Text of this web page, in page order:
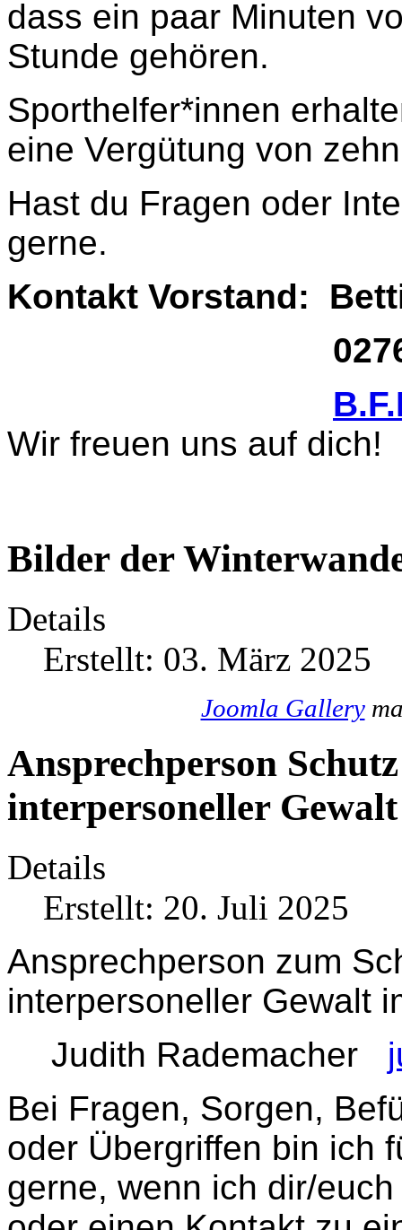
dass ein paar Minuten
Stunde gehören.
Sporthelfer*innen
eine Vergütung von
Hast du Fragen oder
gerne.
Kontakt Vorstand:
02761
Wir freuen uns auf dich!
Bilder der
Details
Erstellt: 03. März 2025
Joomla Gallery
Ansprechperson
interpersoneller Gewalt
Details
Erstellt: 20. Juli 2025
Ansprechperson zum
interpersoneller Gewalt
Judith Rademacher
Bei Fragen, Sorgen,
oder Übergriffen bin ich
gerne, wenn ich dir/